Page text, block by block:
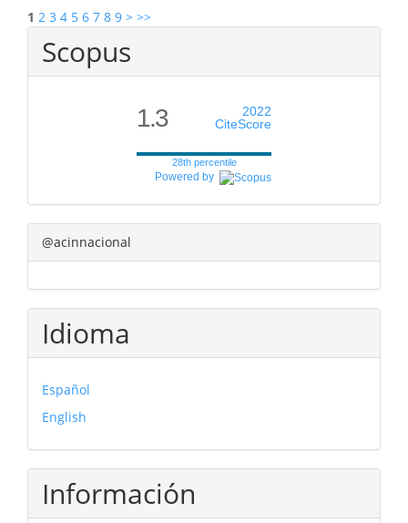
1 2 3 4 5 6 7 8 9 > >>
Scopus
1.3
2022
CiteScore
28th percentile
Powered by
@acinnacional
Idioma
Español
English
Información